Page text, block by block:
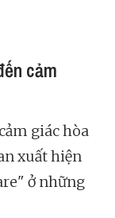
cảm
giác hòa
xuất hiện
ở những